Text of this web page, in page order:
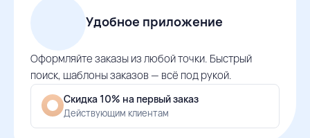
Удобное приложение
Оформляйте заказы из любой точки. Быстрый
поиск, шаблоны заказов — всё под рукой.
Скидка 10% на первый заказ
Действующим клиентам